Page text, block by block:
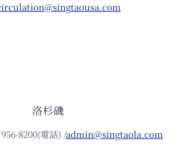
洛杉磯
8200(電話) /admin@singtaola.com